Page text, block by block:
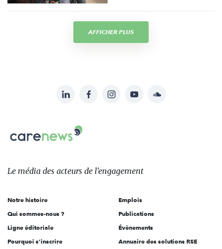
AFFICHER PLUS
sur:
LinkedInFacebookInstagramYouTubeSoundcloud
Carenews,
Le
des
l'engagement
Le média des acteurs de l'engagement
Notre histoire
Qui sommes-nous ?
Ligne éditoriale
Pourquoi s'inscrire
Emplois
Publications
Évènements
Annuaire des solutions RSE